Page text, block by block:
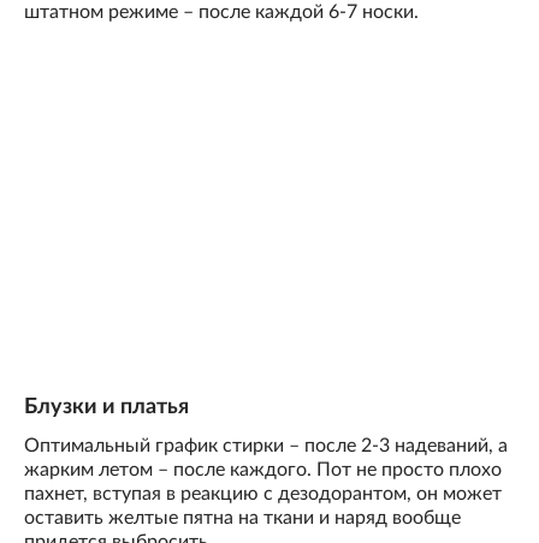
штатном режиме – после каждой 6-7 носки.
Блузки и платья
Оптимальный график стирки – после 2-3 надеваний, а
жарким летом – после каждого. Пот не просто плохо
пахнет, вступая в реакцию с дезодорантом, он может
оставить желтые пятна на ткани и наряд вообще